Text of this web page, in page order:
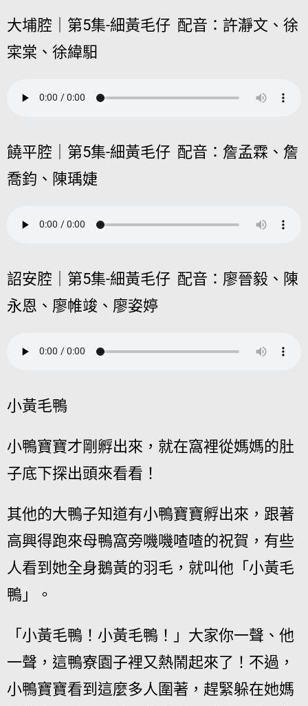
大埔腔｜第5集-細黃毛仔 配音：許瀞文、徐
寀棠、徐緯馹
饒平腔｜第5集-細黃毛仔 配音：詹孟霖、詹
喬鈞、陳瑀婕
詔安腔｜第5集-細黃毛仔 配音：廖晉毅、陳
永恩、廖帷竣、廖姿婷
小黃毛鴨
小鴨寶寶才剛孵出來，就在窩裡從媽媽的肚
子底下探出頭來看看！
其他的大鴨子知道有小鴨寶寶孵出來，跟著
高興得跑來母鴨窩旁嘰嘰喳喳的祝賀，有些
人看到她全身鵝黃的羽毛，就叫他「小黃毛
鴨」。
「小黃毛鴨！小黃毛鴨！」大家你一聲、他
一聲，這鴨寮園子裡又熱鬧起來了！不過，
小鴨寶寶看到這麼多人圍著，趕緊躲在她媽